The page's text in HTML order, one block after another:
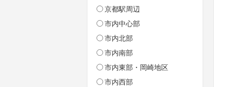
京都駅周辺
市内中心部
市内北部
市内南部
市内東部・岡崎地区
市内西部